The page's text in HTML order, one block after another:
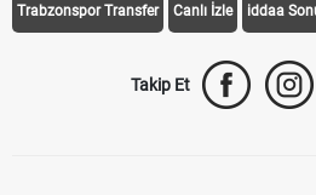
Takip Et